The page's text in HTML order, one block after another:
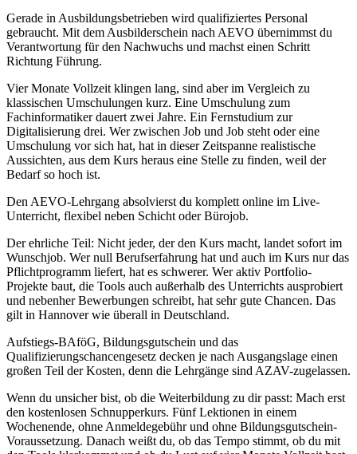
Gerade in Ausbildungsbetrieben wird qualifiziertes Personal
gebraucht. Mit dem Ausbilderschein nach AEVO übernimmst du
Verantwortung für den Nachwuchs und machst einen Schritt
Richtung Führung.
Vier Monate Vollzeit klingen lang, sind aber im Vergleich zu
klassischen Umschulungen kurz. Eine Umschulung zum
Fachinformatiker dauert zwei Jahre. Ein Fernstudium zur
Digitalisierung drei. Wer zwischen Job und Job steht oder eine
Umschulung vor sich hat, hat in dieser Zeitspanne realistische
Aussichten, aus dem Kurs heraus eine Stelle zu finden, weil der
Bedarf so hoch ist.
Den AEVO-Lehrgang absolvierst du komplett online im Live-
Unterricht, flexibel neben Schicht oder Bürojob.
Der ehrliche Teil: Nicht jeder, der den Kurs macht, landet sofort im
Wunschjob. Wer null Berufserfahrung hat und auch im Kurs nur das
Pflichtprogramm liefert, hat es schwerer. Wer aktiv Portfolio-
Projekte baut, die Tools auch außerhalb des Unterrichts ausprobiert
und nebenher Bewerbungen schreibt, hat sehr gute Chancen. Das
gilt in Hannover wie überall in Deutschland.
Aufstiegs-BAföG, Bildungsgutschein und das
Qualifizierungschancengesetz decken je nach Ausgangslage einen
großen Teil der Kosten, denn die Lehrgänge sind AZAV-zugelassen.
Wenn du unsicher bist, ob die Weiterbildung zu dir passt: Mach erst
den kostenlosen Schnupperkurs. Fünf Lektionen in einem
Wochenende, ohne Anmeldegebühr und ohne Bildungsgutschein-
Voraussetzung. Danach weißt du, ob das Tempo stimmt, ob du mit